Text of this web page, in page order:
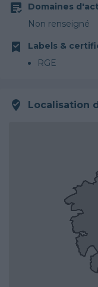
Domaines
Non renseigné
Labels &
RGE
Localisation